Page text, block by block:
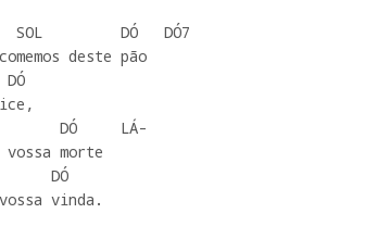
DÓ   DÓ7
deste pão
vossa morte
vinda.